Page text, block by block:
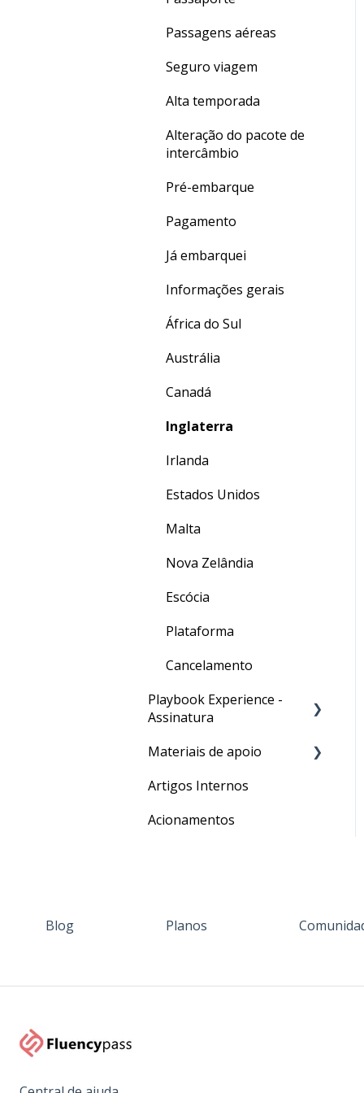
Dúvidas gerais
Crédito de Aulas
Passagens aéreas
Seguro viagem
Alta temporada
Alteração do pacote de
intercâmbio
Pré-embarque
Pagamento
Já embarquei
Informações gerais
África do Sul
Austrália
Canadá
Inglaterra
Irlanda
Estados Unidos
Malta
Nova Zelândia
Escócia
Plataforma
Cancelamento
Playbook Experience -
Assinatura
Processos
Materiais de apoio
Para o seu Intercâmbio
Artigos Internos
Acionamentos
Blog Planos